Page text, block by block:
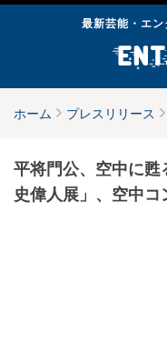
最新芸能・エン
ホーム プレスリリース
平将門公、空中に
史偉人展」、空中